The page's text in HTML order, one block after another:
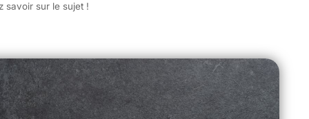
savoir sur le sujet !